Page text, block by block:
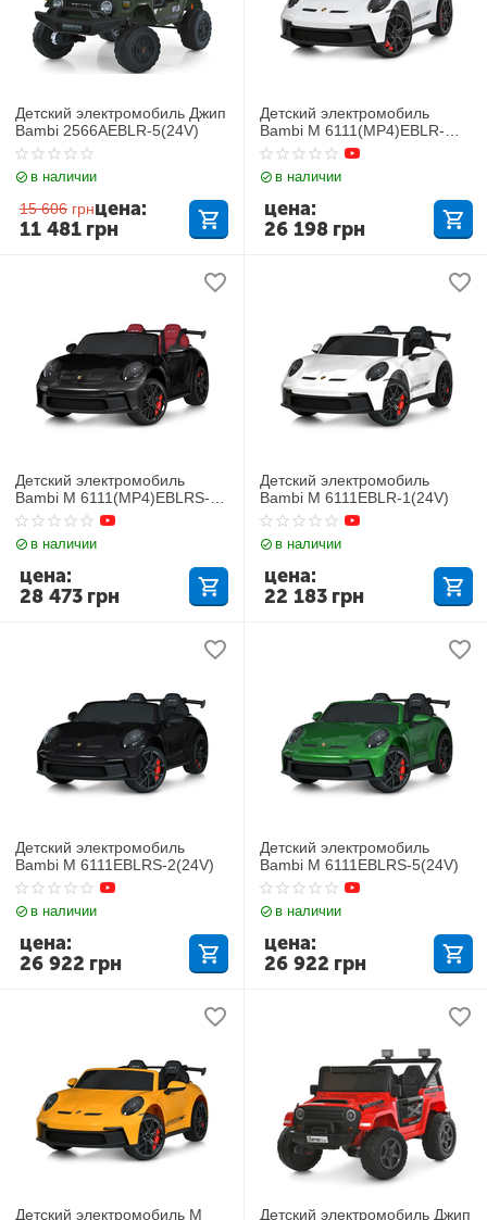
Детский электромобиль Джип
Bambi 2566AEBLR-5(24V)
в наличии
15 606 грн
11 481 грн
цена:
Детский электромобиль
Bambi M 6111(MP4)EBLR-
1(24V)
в наличии
26 198 грн
цена:
Детский электромобиль
Bambi M 6111(MP4)EBLRS-
2(24V)
в наличии
28 473 грн
цена:
Детский электромобиль
Bambi M 6111EBLR-1(24V)
в наличии
22 183 грн
цена:
Детский электромобиль
Bambi M 6111EBLRS-2(24V)
в наличии
26 922 грн
цена:
Детский электромобиль
Bambi M 6111EBLRS-5(24V)
в наличии
26 922 грн
цена:
Детский электромобиль M Детский электромобиль Джип